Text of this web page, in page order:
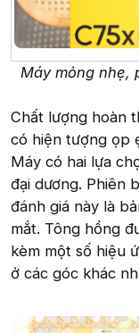
Máy mỏng nhẹ,
Chất lượng hoàn
có hiện tượng ọp
Máy có hai lựa
đại dương. Phiên
đánh giá này là
mắt. Tông hồng
kèm một số hiệu
ở các góc khác